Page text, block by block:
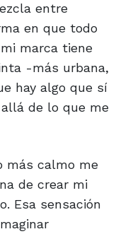
entre
en que todo
marca tiene
-más urbana,
hay algo que sí
de lo que me
más calmo me
de crear mi
Esa sensación